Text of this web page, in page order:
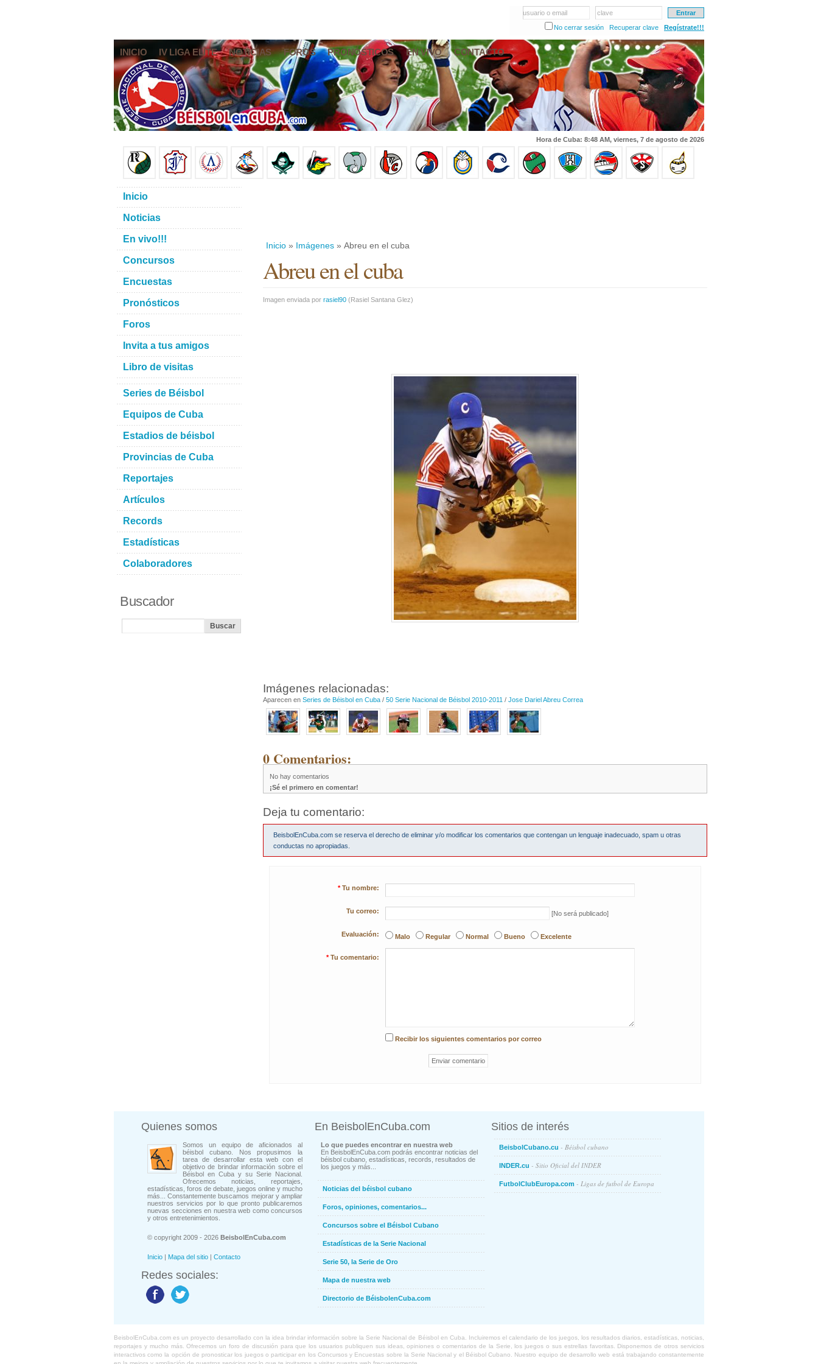
usuario o email
clave
No cerrar sesión
Recuperar clave Regístrate!!!
INICIO IV LIGA ELITE NOTICIAS FOROS PRONÓSTICOS EN VIVO CONTACTO
Hora de Cuba: 8:48 AM, viernes, 7 de agosto de 2026
Inicio » Imágenes » Abreu en el cuba
Abreu en el cuba
Imagen enviada por rasiel90 (Rasiel Santana Glez)
Imágenes relacionadas:
Aparecen en Series de Béisbol en Cuba / 50 Serie Nacional de Béisbol 2010-2011 / Jose Dariel Abreu Correa
0 Comentarios:
No hay comentarios
¡Sé el primero en comentar!
Deja tu comentario:
BeisbolEnCuba.com se reserva el derecho de eliminar y/o modificar los comentarios que contengan un lenguaje inadecuado, spam u otras
conductas no apropiadas.
* Tu nombre:
Tu correo: [No será publicado]
Evaluación: Malo Regular Normal Bueno Excelente
* Tu comentario:
Recibir los siguientes comentarios por correo
Inicio
Noticias
En vivo!!!
Concursos
Encuestas
Pronósticos
Foros
Invita a tus amigos
Libro de visitas
Series de Béisbol
Equipos de Cuba
Estadios de béisbol
Provincias de Cuba
Reportajes
Artículos
Records
Estadísticas
Colaboradores
Buscador
Quienes somos
Somos un equipo de aficionados al
béisbol cubano. Nos propusimos la
tarea de desarrollar esta web con el
objetivo de brindar información sobre el
Béisbol en Cuba y su Serie Nacional.
Ofrecemos noticias, reportajes,
estadísticas, foros de debate, juegos online y mucho
más... Constantemente buscamos mejorar y ampliar
nuestros servicios por lo que pronto publicaremos
nuevas secciones en nuestra web como concursos
y otros entretenimientos.
© copyright 2009 - 2026 BeisbolEnCuba.com
Inicio | Mapa del sitio | Contacto
Redes sociales:
En BeisbolEnCuba.com
Lo que puedes encontrar en nuestra web
En BeisbolEnCuba.com podrás encontrar noticias del
béisbol cubano, estadísticas, records, resultados de
los juegos y más...
Noticias del béisbol cubano
Foros, opiniones, comentarios...
Concursos sobre el Béisbol Cubano
Estadísticas de la Serie Nacional
Serie 50, la Serie de Oro
Mapa de nuestra web
Directorio de BéisbolenCuba.com
Sitios de interés
BeisbolCubano.cu - Béisbol cubano
INDER.cu - Sitio Oficial del INDER
FutbolClubEuropa.com - Ligas de futbol de Europa
BeisbolEnCuba.com es un proyecto desarrollado con la idea brindar información sobre la Serie Nacional de Béisbol en Cuba. Incluiremos el calendario de los juegos, los resultados diarios, estadísticas, noticias,
reportajes y mucho más. Ofrecemos un foro de discusión para que los usuarios publiquen sus ideas, opiniones o comentarios de la Serie, los juegos o sus estrellas favoritas. Disponemos de otros servicios
interactivos como la opción de pronosticar los juegos o participar en los Concursos y Encuestas sobre la Serie Nacional y el Béisbol Cubano. Nuestro equipo de desarrollo web está trabajando constantemente